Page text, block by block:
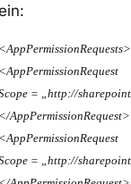
= „http://
AppPermissionRequest>
= „http://